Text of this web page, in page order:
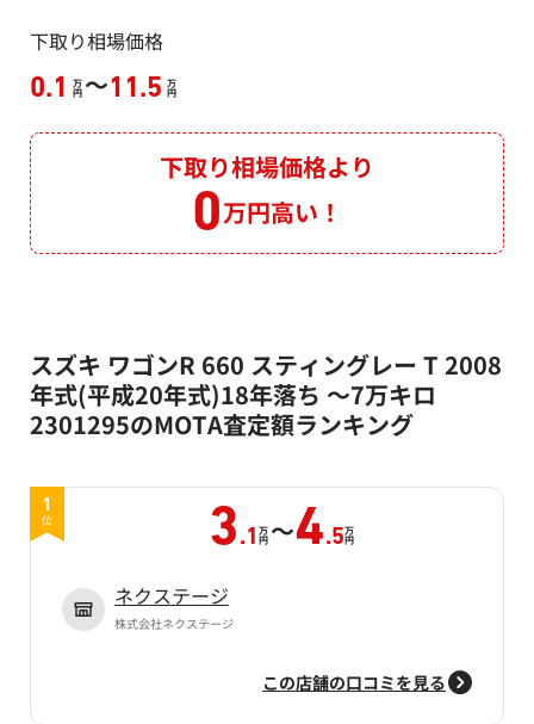
下取り相場価格
0.1 万
円 ～11.5 万
円
下取り相場価格より
0万円高い！
スズキ ワゴンR 660 スティングレー T 2008
年式(平成20年式)18年落ち ～7万キロ
2301295のMOTA査定額ランキング
1
位 3 .1 万
円 ～4.5万
円
ネクステージ
株式会社ネクステージ
この店舗の口コミを見る